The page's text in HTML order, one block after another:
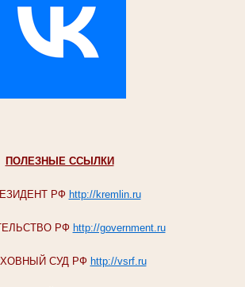
ПОЛЕЗНЫЕ ССЫЛКИ
РФ http://kremlin.ru
РФ http://government.ru
СУД РФ http://vsrf.ru